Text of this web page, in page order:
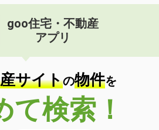
goo住宅・不動産
アプリ
サイトの物件を
て検索！